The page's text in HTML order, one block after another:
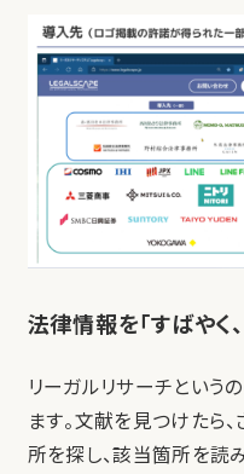
法律情報を「すばやく
リーガルリサーチという
ます。文献を見つけたら
所を探し、該当箇所を読